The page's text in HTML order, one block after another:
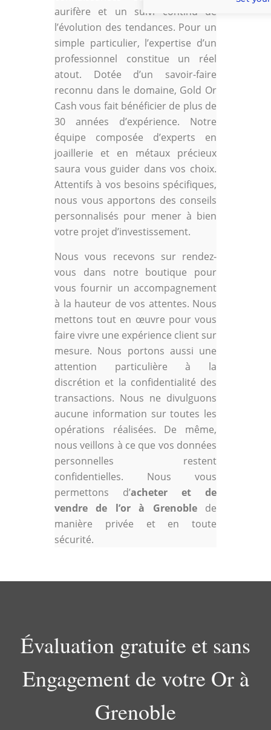
aurifère et un suivi continu de
l’évolution des tendances. Pour un
simple particulier, l’expertise d’un
professionnel constitue un réel
atout. Dotée d’un savoir-faire
reconnu dans le domaine, Gold Or
Cash vous fait bénéficier de plus de
30 années d’expérience. Notre
équipe composée d’experts en
joaillerie et en métaux précieux
saura vous guider dans vos choix.
Attentifs à vos besoins spécifiques,
nous vous apportons des conseils
personnalisés pour mener à bien
votre projet d’investissement.
Nous vous recevons sur rendez-
vous dans notre boutique pour
vous fournir un accompagnement
à la hauteur de vos attentes. Nous
mettons tout en œuvre pour vous
faire vivre une expérience client sur
mesure. Nous portons aussi une
attention particulière à la
discrétion et la confidentialité des
transactions. Nous ne divulguons
aucune information sur toutes les
opérations réalisées. De même,
nous veillons à ce que vos données
personnelles restent
confidentielles. Nous vous
permettons d’acheter et de
vendre de l’or à Grenoblede
manière privée et en toute
sécurité.
Évaluation gratuite et sans
Engagement de votre Or à
Grenoble